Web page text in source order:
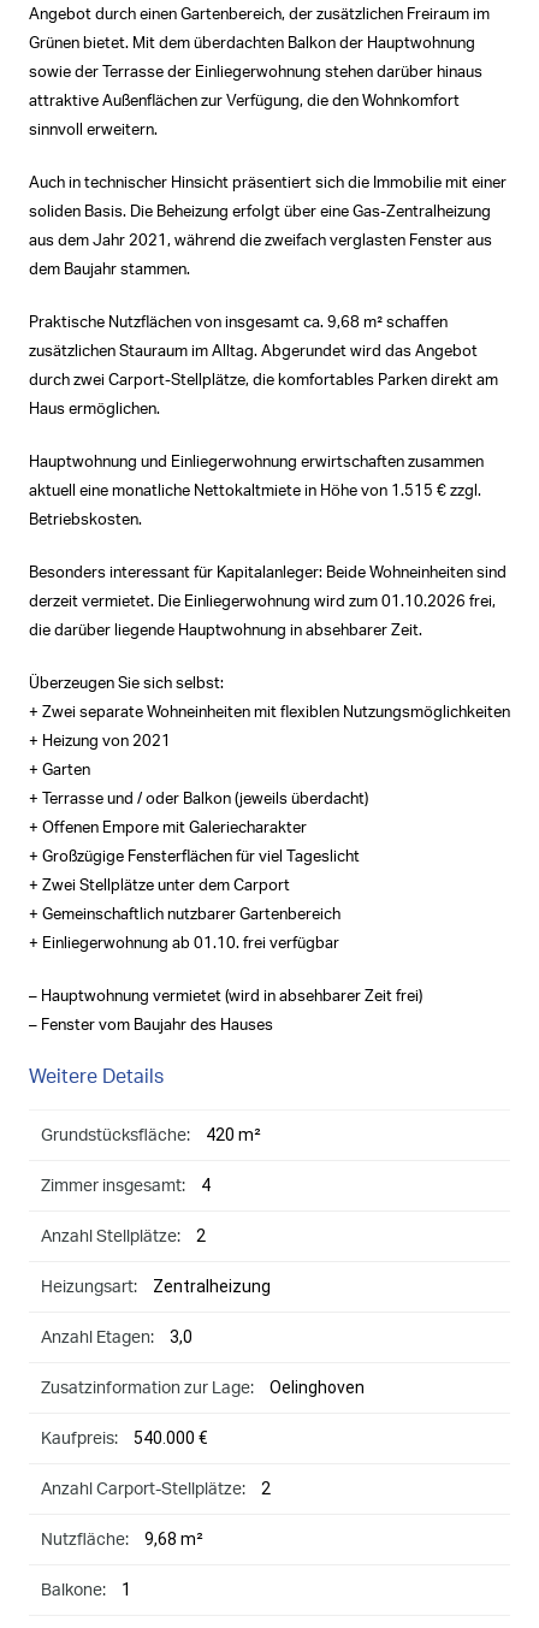
Angebot durch einen Gartenbereich, der zusätzlichen Freiraum im
Grünen bietet. Mit dem überdachten Balkon der Hauptwohnung
sowie der Terrasse der Einliegerwohnung stehen darüber hinaus
attraktive Außenflächen zur Verfügung, die den Wohnkomfort
sinnvoll erweitern.
Auch in technischer Hinsicht präsentiert sich die Immobilie mit einer
soliden Basis. Die Beheizung erfolgt über eine Gas-Zentralheizung
aus dem Jahr 2021, während die zweifach verglasten Fenster aus
dem Baujahr stammen.
Praktische Nutzflächen von insgesamt ca. 9,68 m² schaffen
zusätzlichen Stauraum im Alltag. Abgerundet wird das Angebot
durch zwei Carport-Stellplätze, die komfortables Parken direkt am
Haus ermöglichen.
Hauptwohnung und Einliegerwohnung erwirtschaften zusammen
aktuell eine monatliche Nettokaltmiete in Höhe von 1.515 € zzgl.
Betriebskosten.
Besonders interessant für Kapitalanleger: Beide Wohneinheiten sind
derzeit vermietet. Die Einliegerwohnung wird zum 01.10.2026 frei,
die darüber liegende Hauptwohnung in absehbarer Zeit.
Überzeugen Sie sich selbst:
+ Zwei separate Wohneinheiten mit flexiblen Nutzungsmöglichkeiten
+ Heizung von 2021
+ Garten
+ Terrasse und / oder Balkon (jeweils überdacht)
+ Offenen Empore mit Galeriecharakter
+ Großzügige Fensterflächen für viel Tageslicht
+ Zwei Stellplätze unter dem Carport
+ Gemeinschaftlich nutzbarer Gartenbereich
+ Einliegerwohnung ab 01.10. frei verfügbar
– Hauptwohnung vermietet (wird in absehbarer Zeit frei)
– Fenster vom Baujahr des Hauses
Weitere Details
Grundstücksfläche: 420 m²
Zimmer insgesamt: 4
Anzahl Stellplätze: 2
Heizungsart: Zentralheizung
Anzahl Etagen: 3,0
Zusatzinformation zur Lage: Oelinghoven
Kaufpreis: 540.000 €
Anzahl Carport-Stellplätze: 2
Nutzfläche: 9,68 m²
Balkone: 1